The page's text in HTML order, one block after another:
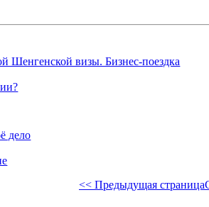
Шенгенской визы. Бизнес-поездка
дело
<< Предыдущая страница